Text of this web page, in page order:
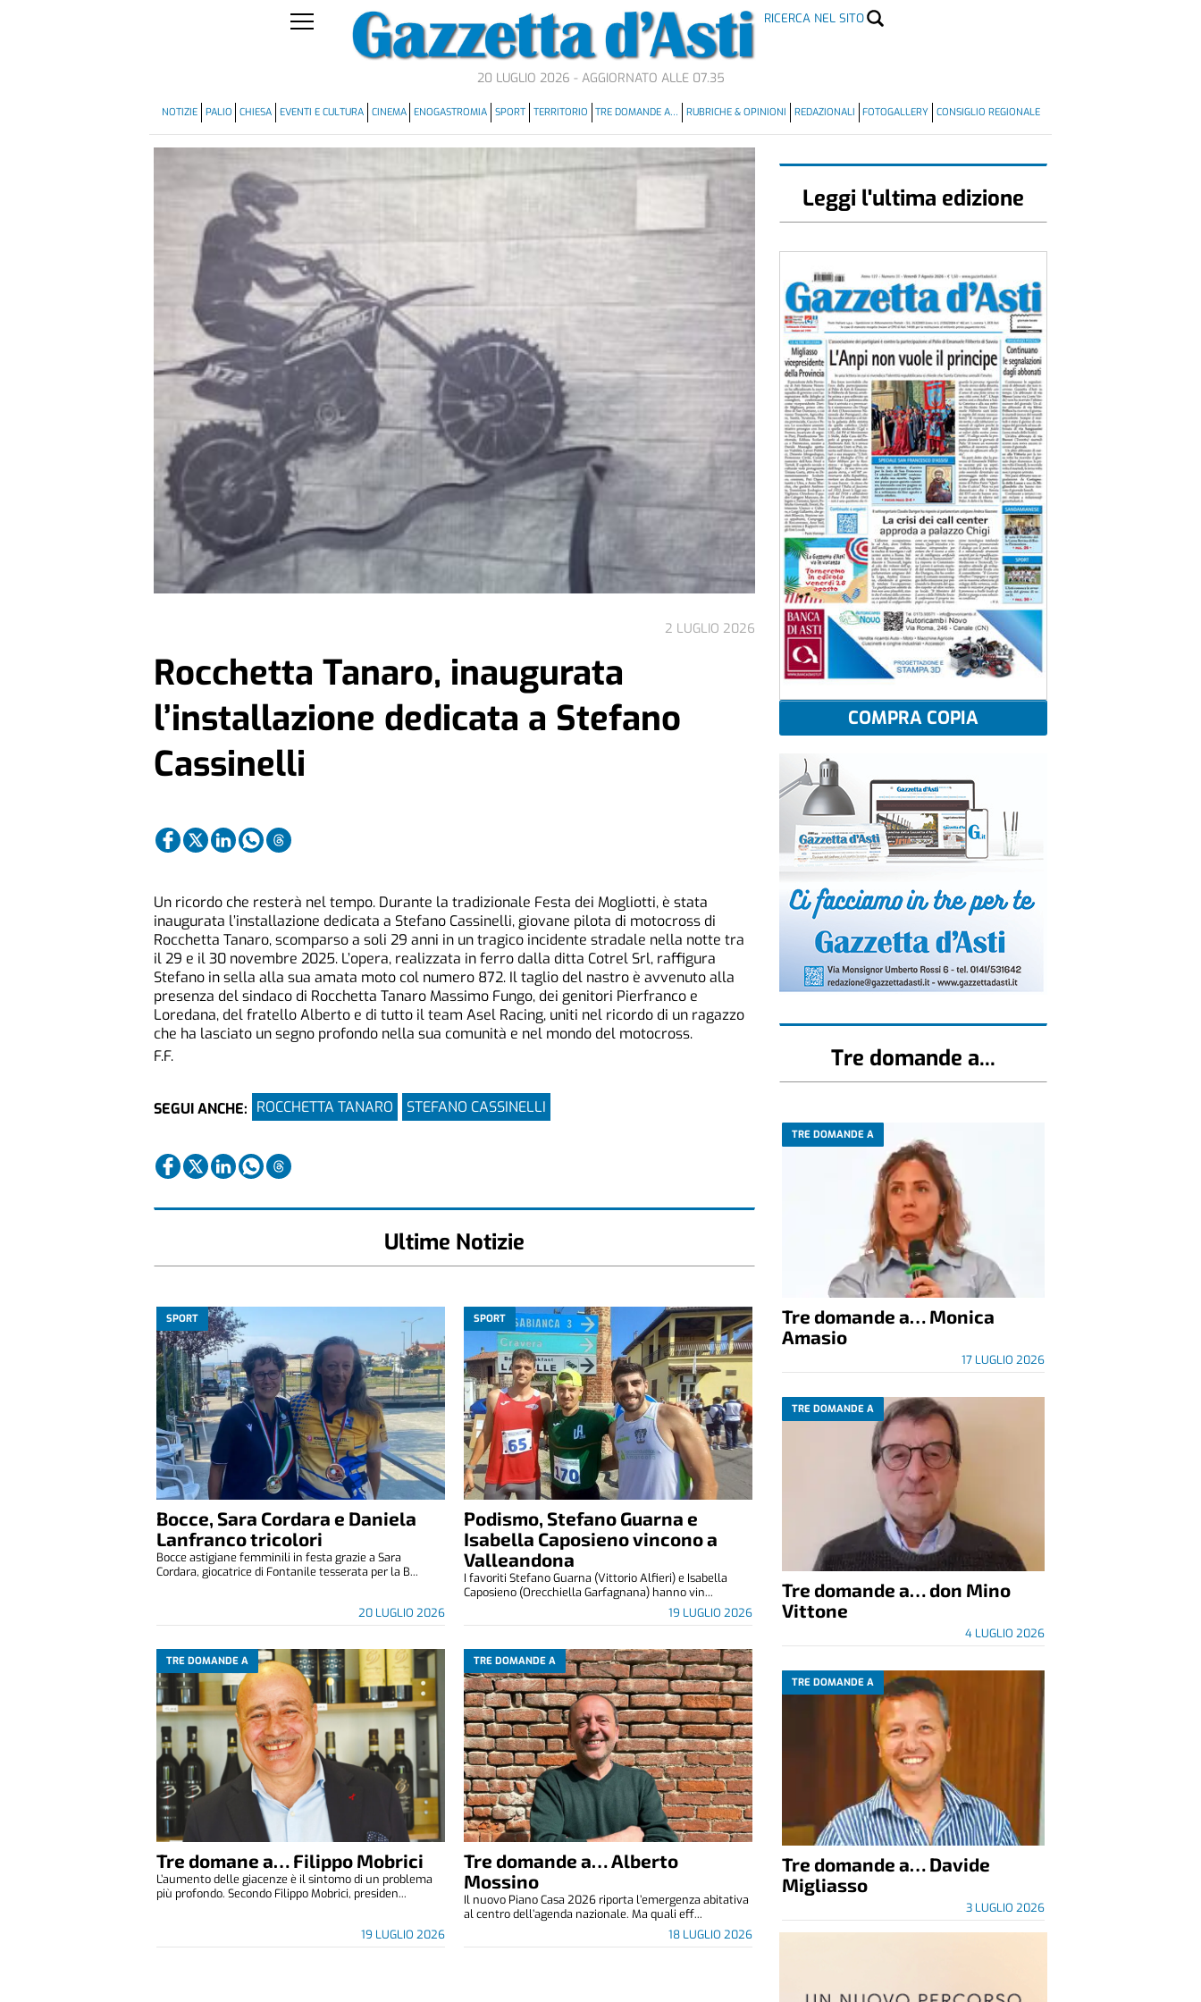
RICERCA NEL SITO
20 LUGLIO 2026 - AGGIORNATO ALLE 07.35
NOTIZIE PALIO CHIESA EVENTI E CULTURA CINEMA ENOGASTROMIA SPORT TERRITORIO TRE DOMANDE A… RUBRICHE & OPINIONI REDAZIONALI FOTOGALLERY CONSIGLIO REGIONALE
2 LUGLIO 2026
Rocchetta Tanaro, inaugurata
l’installazione dedicata a Stefano
Cassinelli
Un ricordo che resterà nel tempo. Durante la tradizionale Festa dei Mogliotti, è stata
inaugurata l’installazione dedicata a Stefano Cassinelli, giovane pilota di motocross di
Rocchetta Tanaro, scomparso a soli 29 anni in un tragico incidente stradale nella notte tra
il 29 e il 30 novembre 2025. L’opera, realizzata in ferro dalla ditta Cotrel Srl, raffigura
Stefano in sella alla sua amata moto col numero 872. Il taglio del nastro è avvenuto alla
presenza del sindaco di Rocchetta Tanaro Massimo Fungo, dei genitori Pierfranco e
Loredana, del fratello Alberto e di tutto il team Asel Racing, uniti nel ricordo di un ragazzo
che ha lasciato un segno profondo nella sua comunità e nel mondo del motocross.
F.F.
SEGUI ANCHE: ROCCHETTA TANARO STEFANO CASSINELLI
Ultime Notizie
SPORT
Bocce, Sara Cordara e Daniela
Lanfranco tricolori
20 LUGLIO 2026
Bocce astigiane femminili in festa grazie a Sara
Cordara, giocatrice di Fontanile tesserata per la B...
SPORT
Podismo, Stefano Guarna e
Isabella Caposieno vincono a
Valleandona
19 LUGLIO 2026
I favoriti Stefano Guarna (Vittorio Alfieri) e Isabella
Caposieno (Orecchiella Garfagnana) hanno vin...
TRE DOMANDE A
Tre domane a… Filippo Mobrici
19 LUGLIO 2026
L’aumento delle giacenze è il sintomo di un problema
più profondo. Secondo Filippo Mobrici, presiden...
TRE DOMANDE A
Tre domande a… Alberto
Mossino
18 LUGLIO 2026
Il nuovo Piano Casa 2026 riporta l’emergenza abitativa
al centro dell’agenda nazionale. Ma quali eff...
Leggi l'ultima edizione
COMPRA COPIA
Tre domande a...
TRE DOMANDE A
Tre domande a… Monica
Amasio
17 LUGLIO 2026
TRE DOMANDE A
Tre domande a… don Mino
Vittone
4 LUGLIO 2026
TRE DOMANDE A
Tre domande a… Davide
Migliasso
3 LUGLIO 2026